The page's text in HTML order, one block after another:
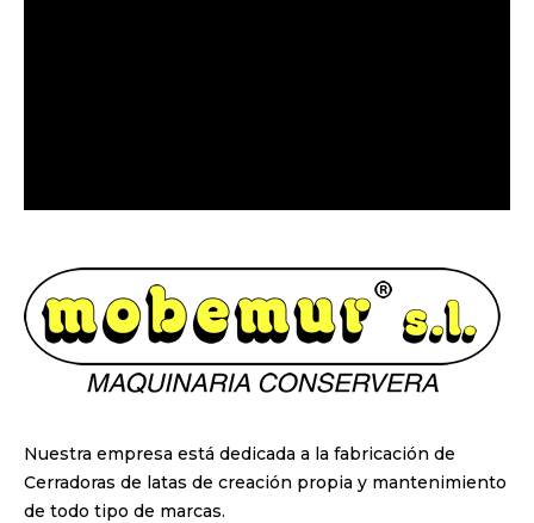
Nuestra empresa está dedicada a la fabricación de
Cerradoras de latas de creación propia y mantenimiento
de todo tipo de marcas.